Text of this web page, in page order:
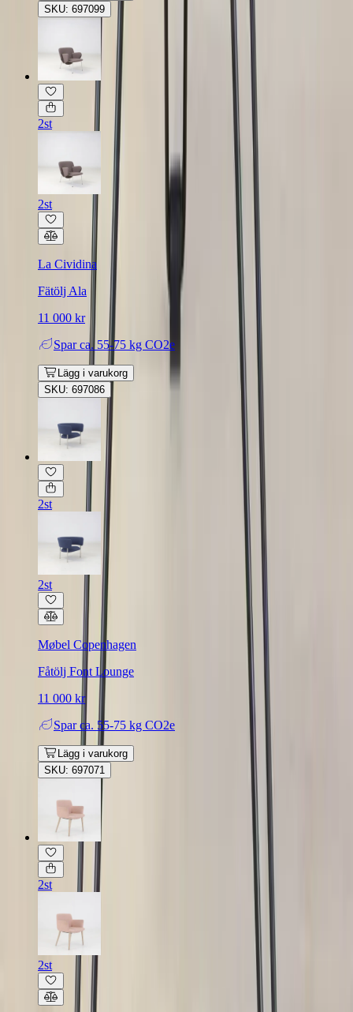
SKU: 697099
2st
2st
La Cividina
Fätölj Ala
11 000 kr
Spar ca. 55-75 kg CO2e
Lägg i varukorg
SKU: 697086
2st
2st
Møbel Copenhagen
Fåtölj Font Lounge
11 000 kr
Spar ca. 55-75 kg CO2e
Lägg i varukorg
SKU: 697071
2st
2st